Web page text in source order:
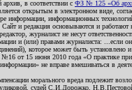
в соответствии с ФЗ № 125 «Об
открытым в электронном виде,
информации, информационных
Сайт и редакция основываются и
журналист не несут
и (или) правами журналиста: ...если
которое может быть установлено
от 15 июня 2010 года «О практике
не вправе вмешиваться в
морального вреда подлежит
судей С.И.Дорожко,